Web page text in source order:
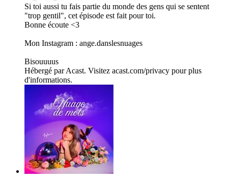
Si toi aussi tu fais partie du monde des gens qui se sentent
"trop gentil", cet épisode est fait pour toi.
Bonne écoute <3
Mon Instagram : ange.danslesnuages
Bisouuuus
Hébergé par Acast. Visitez acast.com/privacy pour plus
d'informations.